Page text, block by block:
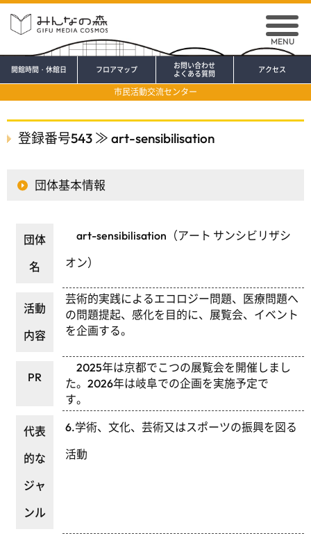
アクセス
開館時間・休館日 フロアマップ
お問い合わせ
よくある質問
市民活動交流センター
MENU
登録番号543 ≫ art-sensibilisation
団体基本情報
団体
名
art-sensibilisation（アート サンシビリザシ
オン）
活動
内容
芸術的実践によるエコロジー問題、医療問題へ
の問題提起、感化を目的に、展覧会、イベント
を企画する。
PR
2025年は京都でこつの展覧会を開催しまし
た。2026年は岐阜での企画を実施予定で
す。
代表
的な
ジャ
ンル
6.学術、文化、芸術又はスポーツの振興を図る
活動